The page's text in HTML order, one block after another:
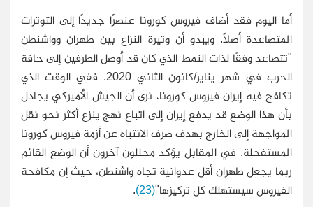
أما اليوم فقد أضاف فيروس كورونا عنصرًا جديدًا إلى التوترات
المتصاعدة أصلًا. ويبدو أن وتيرة النزاع بين طهران وواشنطن
"تتصاعد وفقًا لذات النمط الذي كان قد أوصل الطرفين إلى حافة
الحرب في شهر يناير/كانون الثاني 2020. ففي الوقت الذي
تكافح فيه إيران فيروس كورونا، نرى أن الجيش الأميركي يجادل
بأن هذا الوضع قد يدفع إيران إلى اتباع نهج ينزع أكثر نحو نقل
المواجهة إلى الخارج بهدف صرف الانتباه عن أزمة فيروس كورونا
المستفحلة. في المقابل يؤكد محللون آخرون أن الوضع القائم
ربما يجعل طهران أقل عدوانية تجاه واشنطن، حيث إن مكافحة
الفيروس سيستهلك كل تركيزها"(23)
.